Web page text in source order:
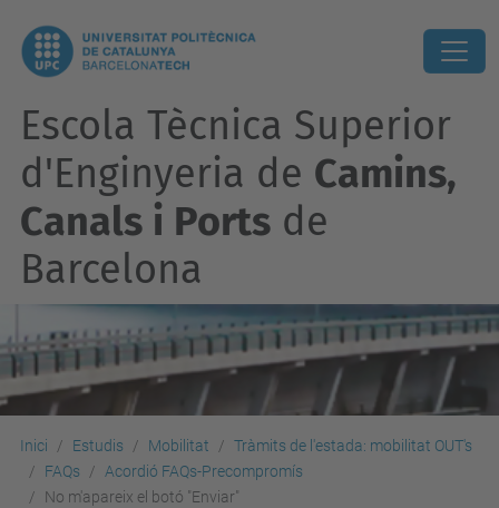
Escola Tècnica Superior
d'Enginyeria de Camins,
Canals i Ports de
Barcelona
Inici Estudis Mobilitat
Tràmits de l'estada: mobilitat OUT's
FAQs
Acordió FAQs-Precompromís
No m'apareix el botó "Enviar"